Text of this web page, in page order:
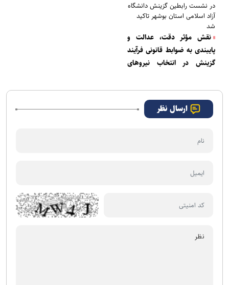
در نشست رابطین گزینش دانشگاه
آزاد اسلامی استان بوشهر تاکید
شد
نقش مؤثر دقت، عدالت و
پایبندی به ضوابط قانونی فرآیند
گزینش در انتخاب نیرو‌های
ارسال نظر